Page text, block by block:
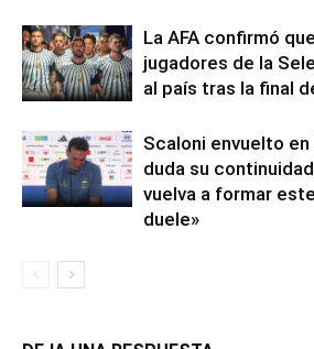
La AFA confirmó
jugadores de la
al país tras la final
Scaloni envuelto
duda su
vuelva a formar
duele»